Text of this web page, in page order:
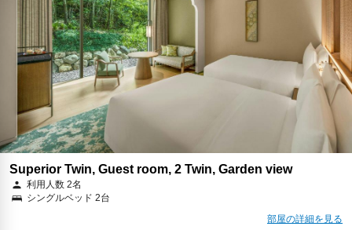
Superior Twin, Guest room, 2 Twin, Garden view
利用人数 2名
シングルベッド 2台
部屋の詳細を見る